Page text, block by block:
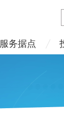
服务据点